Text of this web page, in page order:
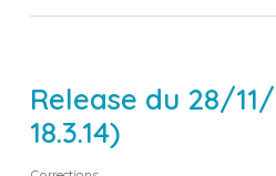
Release du 28/
18.3.14)